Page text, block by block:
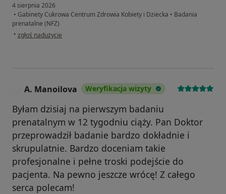
4 sierpnia 2026
• Gabinety Cukrowa Centrum Zdrowia Kobiety i Dziecka • Badania
prenatalne (NFZ)
• w opinii użytkownika Katarzyna
zgłoś nadużycie
A. Manoilova Weryfikacja wizyty
Byłam dzisiaj na pierwszym badaniu
prenatalnym w 12 tygodniu ciąży. Pan Doktor
przeprowadził badanie bardzo dokładnie i
skrupulatnie. Bardzo doceniam takie
profesjonalne i pełne troski podejście do
pacjenta. Na pewno jeszcze wrócę! Z całego
serca polecam!